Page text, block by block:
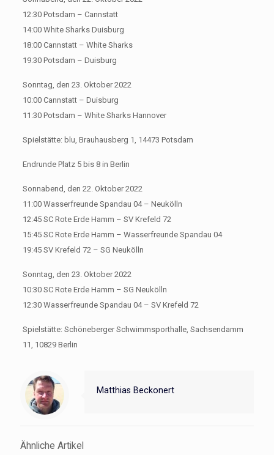
12:30 Potsdam – Cannstatt
14:00 White Sharks Duisburg
18:00 Cannstatt – White Sharks
19:30 Potsdam – Duisburg
Sonntag, den 23. Oktober 2022
10:00 Cannstatt – Duisburg
11:30 Potsdam – White Sharks Hannover
Spielstätte: blu, Brauhausberg 1, 14473 Potsdam
Endrunde Platz 5 bis 8 in Berlin
Sonnabend, den 22. Oktober 2022
11:00 Wasserfreunde Spandau 04 – Neukölln
12:45 SC Rote Erde Hamm – SV Krefeld 72
15:45 SC Rote Erde Hamm – Wasserfreunde Spandau 04
19:45 SV Krefeld 72 – SG Neukölln
Sonntag, den 23. Oktober 2022
10:30 SC Rote Erde Hamm – SG Neukölln
12:30 Wasserfreunde Spandau 04 – SV Krefeld 72
Spielstätte: Schöneberger Schwimmsporthalle, Sachsendamm
11, 10829 Berlin
Matthias Beckonert
Ähnliche Artikel